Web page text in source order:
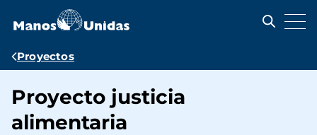
contenido
Ruta
navegación
Proyectos
Proyecto justicia
alimentaria